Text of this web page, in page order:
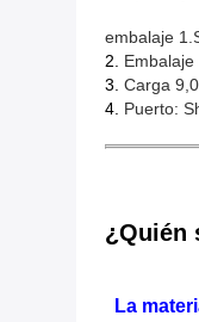
embalaje
2.
3. Carga
4. Puerto:
¿Quién
La